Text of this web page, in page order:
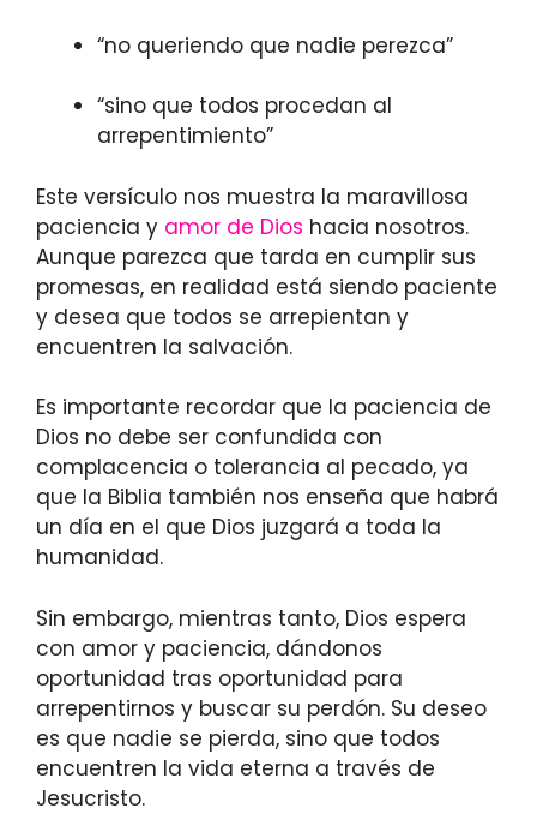
“no queriendo que nadie perezca”
“sino que todos procedan al
arrepentimiento”
Este versículo nos muestra la maravillosa
paciencia y amor de Dios hacia nosotros.
Aunque parezca que tarda en cumplir sus
promesas, en realidad está siendo paciente
y desea que todos se arrepientan y
encuentren la salvación.
Es importante recordar que la paciencia de
Dios no debe ser confundida con
complacencia o tolerancia al pecado, ya
que la Biblia también nos enseña que habrá
un día en el que Dios juzgará a toda la
humanidad.
Sin embargo, mientras tanto, Dios espera
con amor y paciencia, dándonos
oportunidad tras oportunidad para
arrepentirnos y buscar su perdón. Su deseo
es que nadie se pierda, sino que todos
encuentren la vida eterna a través de
Jesucristo.